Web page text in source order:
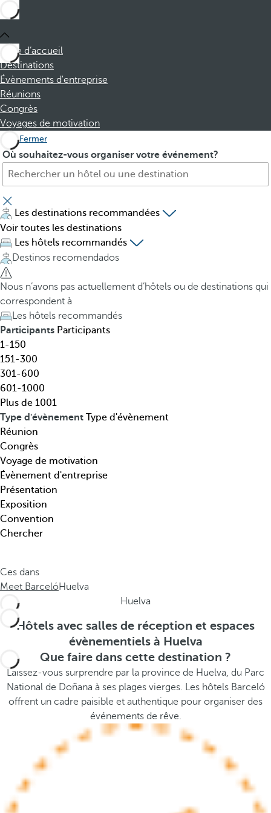
Page d’accueil
Destinations
Évènements d'entreprise
Réunions
Congrès
Voyages de motivation
Fermer
Où souhaitez-vous organiser votre événement?
H
t
e
l
,
d
e
s
t
i
n
a
t
i
o
n
,
t
h
é
m
a
t
i
q
u
.
.
P
e
s
s
i
n
g
t
h
e
d
o
w
n
a
r
r
o
w
k
e
y
o
p
e
n
h
e
o
Les destinations recommandées
Voir toutes les destinations
Les hôtels recommandés
Destinos recomendados
Nous n’avons pas actuellement d’hôtels ou de destinations qui
correspondent à
Les hôtels recommandés
Participants Participants
1-150
151-300
301-600
601-1000
Plus de 1001
Type d'évènement Type d'évènement
Réunion
Congrès
Voyage de motivation
Évènement d'entreprise
Présentation
Exposition
Convention
Chercher
Ces dans
Meet BarcelóHuelva
Huelva
Hôtels avec salles de réception et espaces
évènementiels à Huelva
Que faire dans cette destination ?
Laissez-vous surprendre par la province de Huelva, du Parc
National de Doñana à ses plages vierges. Les hôtels Barceló
offrent un cadre paisible et authentique pour organiser des
événements de rêve.